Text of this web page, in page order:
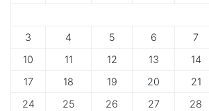
3
4 5 6 7
10
11 12 13 14
17
18 19 20 21
24
25 26 27 28